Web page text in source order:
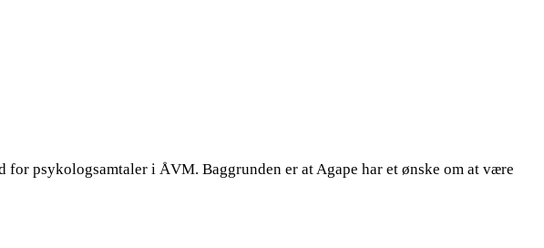
psykologsamtaler i ÅVM. Baggrunden er at Agape har et ønske om at være